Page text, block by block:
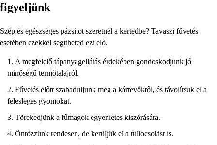
figyeljünk
Szép és egészséges pázsitot szeretnél a kertedbe? Tavaszi fűvetés
esetében ezekkel segítheted ezt elő.
A megfelelő tápanyagellátás érdekében gondoskodjunk jó
minőségű termőtalajról.
Fűvetés előtt szabaduljunk meg a kártevőktől, és távolítsuk el a
felesleges gyomokat.
Törekedjünk a fűmagok egyenletes kiszórására.
Öntözzünk rendesen, de kerüljük el a túllocsolást is.